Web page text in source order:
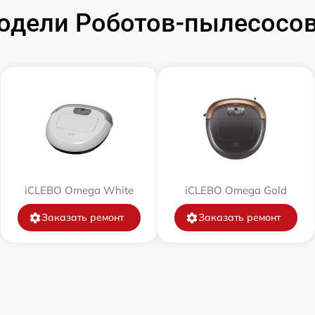
от 60 мин
от 60 мин
Роботов-пылесосов
iCLEBO Omega White
Заказать ремонт
iCLEBO Omega Gold
Заказать ремонт